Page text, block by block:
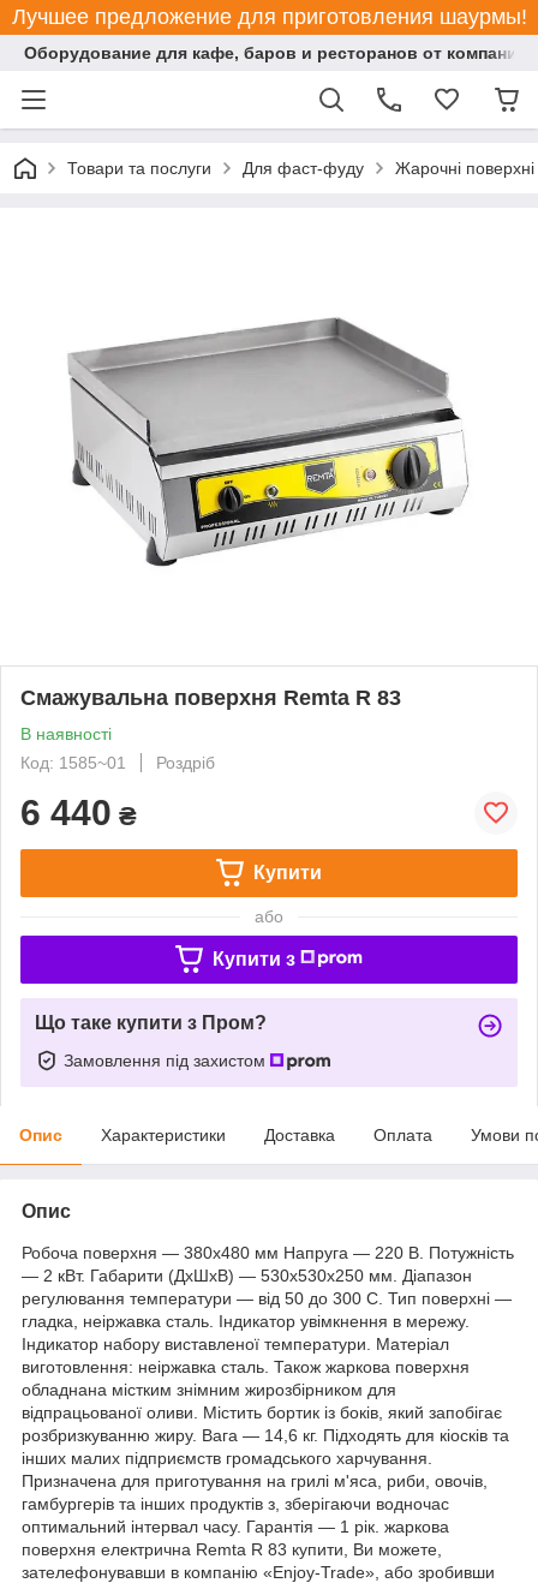
Лучшее предложение для приготовления шаурмы!
Оборудование для кафе, баров и ресторанов от компании
Товари та послуги Для фаст-фуду Жарочні поверхні
Смажувальна поверхня Remta R 83
В наявності
Код: 1585~01
Роздріб
6 440 ₴
Купити
або
Купити з
Що таке купити з Пром?
Замовлення під захистом
Опис Характеристики Доставка Оплата Умови
Опис
Робоча поверхня — 380х480 мм Напруга — 220 В. Потужність
— 2 кВт. Габарити (ДхШхВ) — 530x530x250 мм. Діапазон
регулювання температури — від 50 до 300 С. Тип поверхні —
гладка, неіржавка сталь. Індикатор увімкнення в мережу.
Індикатор набору виставленої температури. Матеріал
виготовлення: неіржавка сталь. Також жаркова поверхня
обладнана містким знімним жирозбірником для
відпрацьованої оливи. Містить бортик із боків, який запобігає
розбризкуванню жиру. Вага — 14,6 кг. Підходять для кіосків та
інших малих підприємств громадського харчування.
Призначена для приготування на грилі м'яса, риби, овочів,
гамбургерів та інших продуктів з, зберігаючи водночас
оптимальний інтервал часу. Гарантія — 1 рік. жаркова
поверхня електрична Remta R 83 купити, Ви можете,
зателефонувавши в компанію «Enjoy-Trade», або зробивши